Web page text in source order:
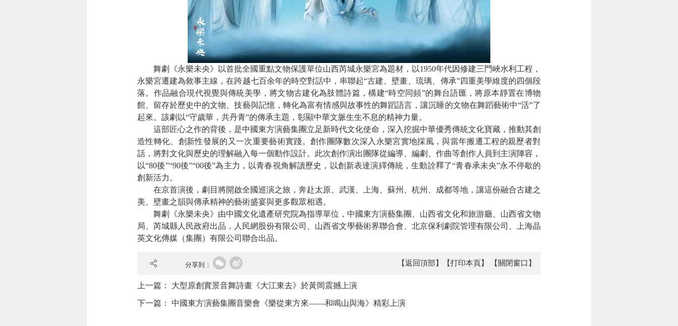
舞劇《永樂未央》以首批全國重點文物保護單位山西芮城永樂宮為題材，以1950年代因修建三門峽水利工程，
永樂宮遷建為敘事主線，在跨越七百余年的時空對話中，串聯起“古建、壁畫、琉璃、傳承”四重美學維度的四個段
落。作品融合現代視覺與傳統美學，將文物古建化為肢體詩篇，構建“時空同頻”的舞台語匯，將原本靜置在博物
館、留存於歷史中的文物、技藝與記憶，轉化為富有情感與故事性的舞蹈語言，讓沉睡的文物在舞蹈藝術中“活”了
起來。該劇以“守歲華，共丹青”的傳承主題，彰顯中華文脈生生不息的精神力量。
這部匠心之作的背後，是中國東方演藝集團立足新時代文化使命，深入挖掘中華優秀傳統文化寶藏，推動其創
造性轉化、創新性發展的又一次重要藝術實踐。創作團隊數次深入永樂宮實地採風，與當年搬遷工程的親歷者對
話，將對文化與歷史的理解融入每一個動作設計。此次創作演出團隊從編導、編劇、作曲等創作人員到主演陣容，
以“80後”“90後”“00後”為主力，以青春視角解讀歷史，以創新表達演繹傳統，生動詮釋了“青春承未央”永不停歇的
創新活力。
在京首演後，劇目將開啟全國巡演之旅，奔赴太原、武漢、上海、蘇州、杭州、成都等地，讓這份融合古建之
美、壁畫之韻與傳承精神的藝術盛宴與更多觀眾相遇。
舞劇《永樂未央》由中國文化遺產研究院為指導單位，中國東方演藝集團、山西省文化和旅游廳、山西省文物
局、芮城縣人民政府出品，人民網股份有限公司、山西省文學藝術界聯合會、北京保利劇院管理有限公司、上海晶
英文化傳媒（集團）有限公司聯合出品。
分享到： 【返回頂部】 【打印本頁】 【關閉窗口】
上一篇： 大型原創實景音舞詩畫《大江東去》於黃岡震撼上演
下一篇： 中國東方演藝集團音樂會《樂從東方來——和鳴山與海》精彩上演